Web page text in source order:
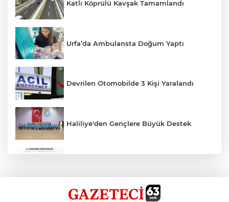
Katlı Köprülü Kavşak Tamamlandı
Urfa’da Ambulansta Doğum Yaptı
Devrilen Otomobilde 3 Kişi Yaralandı
Haliliye'den Gençlere Büyük Destek